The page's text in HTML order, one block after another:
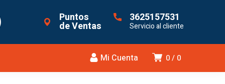
Puntos
de Ventas
3625157531
Servicio al cliente
0 0
Mi Cuenta